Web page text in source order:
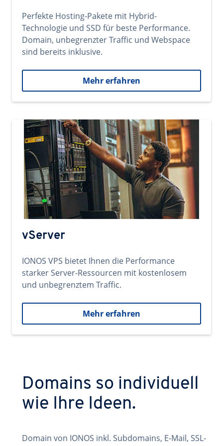
Perfekte Hosting-Pakete mit Hybrid-
Technologie und SSD für beste Performance.
Domain, unbegrenzter Traffic und Webspace
sind bereits inklusive.
Mehr erfahren
vServer
IONOS VPS bietet Ihnen die Performance
starker Server-Ressourcen mit kostenlosem
und unbegrenztem Traffic.
Mehr erfahren
Domains so individuell
wie Ihre Ideen.
Domain von IONOS inkl. Subdomains, E-Mail, SSL-